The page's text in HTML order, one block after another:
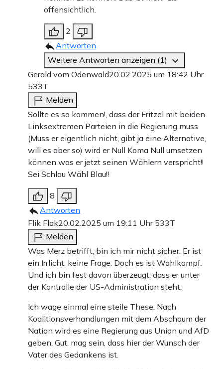
offensichtlich.
2
Antworten
Weitere Antworten anzeigen (1)
Gerald vom Odenwald20.02.2025 um 18:42 Uhr
533T
Melden
Sollte es so kommen!, dass der Fritzel mit beiden
Linksextremen Parteien in die Regierung muss
(Muss er eigentlich nicht, gibt ja eine Alternative,
will es aber so) wird er Null Koma Null umsetzen
können was er jetzt seinen Wählern verspricht!!
Sei Schlau Wähl Blau!!
8
Antworten
Flik Flak20.02.2025 um 19:11 Uhr 533T
Melden
Was Merz betrifft, bin ich mir nicht sicher. Er ist
ein Irrlicht, keine Frage. Doch es ist Wahlkampf.
Und ich bin fest davon überzeugt, dass er unter
der Kontrolle der US-Administration steht.
Ich wage einmal eine steile These: Nach
Koalitionsverhandlungen mit dem Abschaum der
Nation wird es eine Regierung aus Union und AfD
geben. Gut, mag sein, dass hier der Wunsch der
Vater des Gedankens ist.